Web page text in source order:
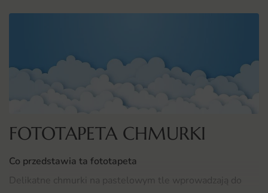
FOTOTAPETA CHMURKI
Co przedstawia ta fototapeta
Delikatne chmurki na pastelowym tle wprowadzają do